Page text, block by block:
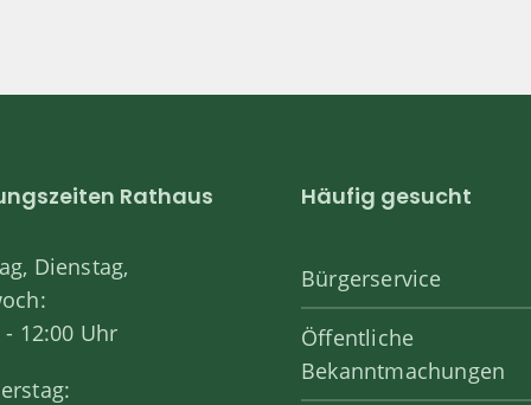
Rathaus
Dienstag,
- 12:00 Uhr
Häufig gesucht
Bürgerservice
Öffentliche
Bekanntmachungen